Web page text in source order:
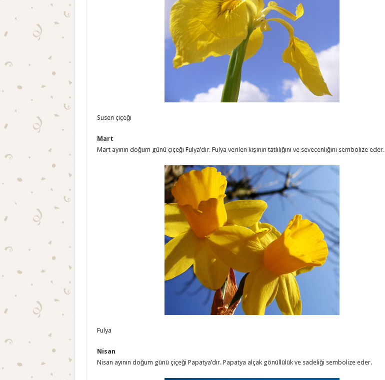
Susen çiçeği
Mart
Mart ayının doğum günü çiçeği Fulya’dır. Fulya verilen kişinin tatlılığını ve sevecenliğini sembolize eder.
Fulya
Nisan
Nisan ayının doğum günü çiçeği Papatya’dır. Papatya alçak gönüllülük ve sadeliği sembolize eder.